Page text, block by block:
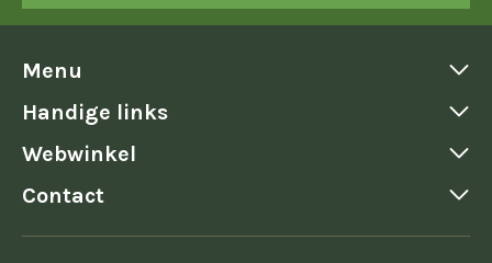
Menu
Handige links
Webwinkel
Contact